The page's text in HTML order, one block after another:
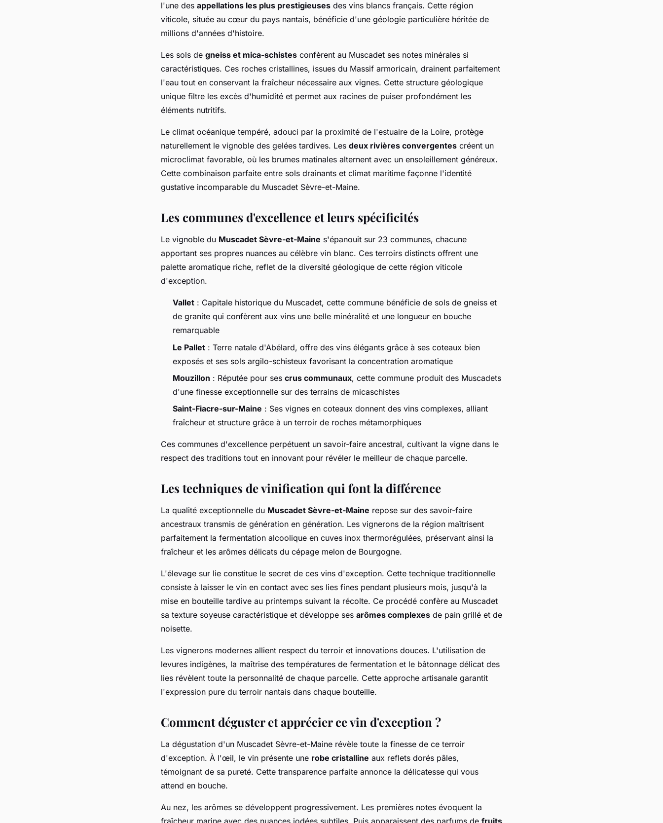
l'une des appellations les plus prestigieuses des vins blancs français. Cette région
viticole, située au cœur du pays nantais, bénéficie d'une géologie particulière héritée de
millions d'années d'histoire.
Les sols de gneiss et mica-schistes confèrent au Muscadet ses notes minérales si
caractéristiques. Ces roches cristallines, issues du Massif armoricain, drainent parfaitement
l'eau tout en conservant la fraîcheur nécessaire aux vignes. Cette structure géologique
unique filtre les excès d'humidité et permet aux racines de puiser profondément les
éléments nutritifs.
Le climat océanique tempéré, adouci par la proximité de l'estuaire de la Loire, protège
naturellement le vignoble des gelées tardives. Les deux rivières convergentes créent un
microclimat favorable, où les brumes matinales alternent avec un ensoleillement généreux.
Cette combinaison parfaite entre sols drainants et climat maritime façonne l'identité
gustative incomparable du Muscadet Sèvre-et-Maine.
Les communes d'excellence et leurs spécificités
Le vignoble du Muscadet Sèvre-et-Maine s'épanouit sur 23 communes, chacune
apportant ses propres nuances au célèbre vin blanc. Ces terroirs distincts offrent une
palette aromatique riche, reflet de la diversité géologique de cette région viticole
d'exception.
Vallet : Capitale historique du Muscadet, cette commune bénéficie de sols de gneiss et
de granite qui confèrent aux vins une belle minéralité et une longueur en bouche
remarquable
Le Pallet : Terre natale d'Abélard, offre des vins élégants grâce à ses coteaux bien
exposés et ses sols argilo-schisteux favorisant la concentration aromatique
Mouzillon : Réputée pour ses crus communaux, cette commune produit des Muscadets
d'une finesse exceptionnelle sur des terrains de micaschistes
Saint-Fiacre-sur-Maine : Ses vignes en coteaux donnent des vins complexes, alliant
fraîcheur et structure grâce à un terroir de roches métamorphiques
Ces communes d'excellence perpétuent un savoir-faire ancestral, cultivant la vigne dans le
respect des traditions tout en innovant pour révéler le meilleur de chaque parcelle.
Les techniques de vinification qui font la différence
La qualité exceptionnelle du Muscadet Sèvre-et-Maine repose sur des savoir-faire
ancestraux transmis de génération en génération. Les vignerons de la région maîtrisent
parfaitement la fermentation alcoolique en cuves inox thermorégulées, préservant ainsi la
fraîcheur et les arômes délicats du cépage melon de Bourgogne.
L'élevage sur lie constitue le secret de ces vins d'exception. Cette technique traditionnelle
consiste à laisser le vin en contact avec ses lies fines pendant plusieurs mois, jusqu'à la
mise en bouteille tardive au printemps suivant la récolte. Ce procédé confère au Muscadet
sa texture soyeuse caractéristique et développe ses arômes complexes de pain grillé et de
noisette.
Les vignerons modernes allient respect du terroir et innovations douces. L'utilisation de
levures indigènes, la maîtrise des températures de fermentation et le bâtonnage délicat des
lies révèlent toute la personnalité de chaque parcelle. Cette approche artisanale garantit
l'expression pure du terroir nantais dans chaque bouteille.
Comment déguster et apprécier ce vin d'exception ?
La dégustation d'un Muscadet Sèvre-et-Maine révèle toute la finesse de ce terroir
d'exception. À l'œil, le vin présente une robe cristalline aux reflets dorés pâles,
témoignant de sa pureté. Cette transparence parfaite annonce la délicatesse qui vous
attend en bouche.
Au nez, les arômes se développent progressivement. Les premières notes évoquent la